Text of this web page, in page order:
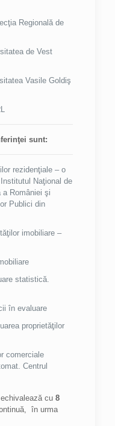
Regională de
de Vest
Vasile Goldiş
sunt:
rezidenţiale – o
Naţional de
României şi
Publici din
imobiliare –
statistică.
în evaluare
proprietăţilor
comerciale
Centrul
cu 8
în urma